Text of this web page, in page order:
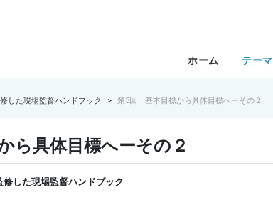
ホーム テーマ
した現場監督ハンドブック 第3回 基本目標から具体目標へーその２
ら具体目標へーその２
修した現場監督ハンドブック